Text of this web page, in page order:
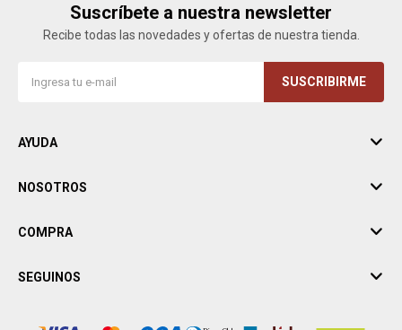
Suscríbete a nuestra newsletter
Recibe todas las novedades y ofertas de nuestra tienda.
SUSCRIBIRME
AYUDA
NOSOTROS
COMPRA
SEGUINOS